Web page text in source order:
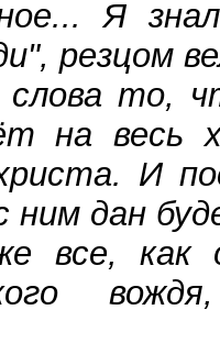
Я
резцом
то,
на весь
И
ним дан
все, как